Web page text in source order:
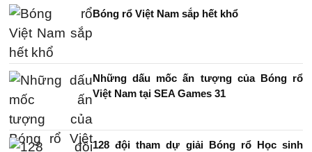
Bóng rổ Việt Nam sắp hết khổ
Những dấu mốc ấn tượng của Bóng rổ
Việt Nam tại SEA Games 31
128 đội tham dự giải Bóng rổ Học sinh